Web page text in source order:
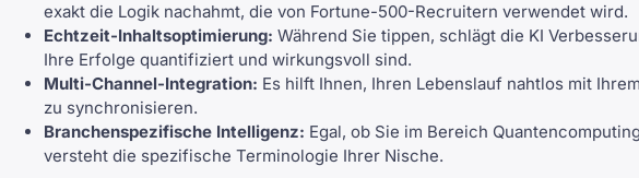
exakt die Logik nachahmt, die von Fortune-500-Recruitern verwendet wird.
Echtzeit-Inhaltsoptimierung: Während Sie tippen, schlägt die KI
Ihre Erfolge quantifiziert und wirkungsvoll sind.
Multi-Channel-Integration: Es hilft Ihnen, Ihren Lebenslauf nahtlos mit Ihrem
zu synchronisieren.
Branchenspezifische Intelligenz: Egal, ob Sie im Bereich
versteht die spezifische Terminologie Ihrer Nische.